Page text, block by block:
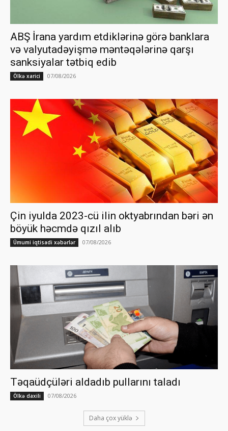
ABŞ İrana yardım etdiklərinə görə banklara
və valyutadəyişmə məntəqələrinə qarşı
sanksiyalar tətbiq edib
Ölkə xarici 07/08/2026
Çin iyulda 2023-cü ilin oktyabrından bəri ən
böyük həcmdə qızıl alıb
Ümumi iqtisadi xəbərlər 07/08/2026
Təqaüdçüləri aldadıb pullarını taladı
Ölkə daxili 07/08/2026
Daha çox yüklə